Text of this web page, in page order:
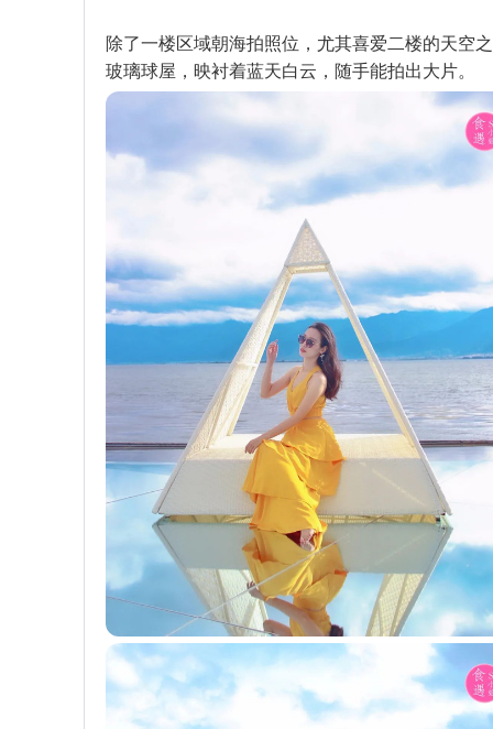
除了一楼区域朝海拍照位，尤其喜爱二楼的天空
玻璃球屋，映衬着蓝天白云，随手能拍出大片。